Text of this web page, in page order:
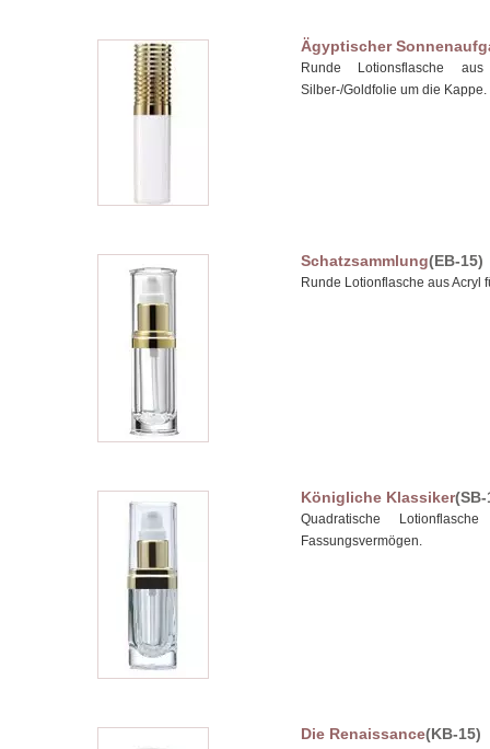
Ägyptischer
Runde Lotionsflasche
Silber-/Goldfolie um die
Schatzsammlung(EB-15)
Runde Lotionflasche aus Acryl
Königliche Klassiker(SB-
Quadratische
Fassungsvermögen.
Die Renaissance(KB-15)